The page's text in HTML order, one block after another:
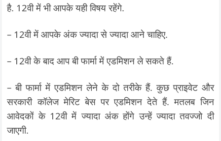
है. 12वी में भी आपके यही विषय रहेंगे.
– 12वी में आपके अंक ज्यादा से ज्यादा आने चाहिए.
– 12वी के बाद आप बी फार्मा में एडमिशन ले सकते हैं.
– बी फार्मा में एडमिशन लेने के दो तरीके हैं. कुछ प्राइवेट और
सरकारी कॉलेज मेरिट बेस पर एडमिशन देते हैं. मतलब जिन
आवेदकों के 12वी में ज्यादा अंक होंगे उन्हें ज्यादा तवज्जो दी
जाएगी.